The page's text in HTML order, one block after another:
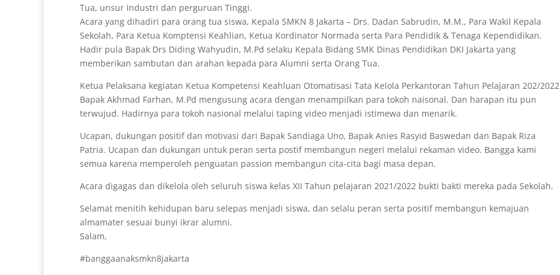
Tua, unsur Industri dan perguruan Tinggi.
Acara yang dihadiri para orang tua siswa, Kepala SMKN 8 Jakarta – Drs. Dadan Sabrudin, M.M., Para Wakil Kepala
Sekolah, Para Ketua Komptensi Keahlian, Ketua Kordinator Normada serta Para Pendidik & Tenaga Kependidikan.
Hadir pula Bapak Drs Diding Wahyudin, M.Pd selaku Kepala Bidang SMK Dinas Pendidikan DKI Jakarta yang
memberikan sambutan dan arahan kepada para Alumni serta Orang Tua.
Ketua Pelaksana kegiatan Ketua Kompetensi Keahluan Otomatisasi Tata Kelola Perkantoran Tahun Pelajaran 202/2022
Bapak Akhmad Farhan, M.Pd mengusung acara dengan menampilkan para tokoh naisonal. Dan harapan itu pun
terwujud. Hadirnya para tokoh nasional melalui taping video menjadi istimewa dan menarik.
Ucapan, dukungan positif dan motivasi dari Bapak Sandiaga Uno, Bapak Anies Rasyid Baswedan dan Bapak Riza
Patria. Ucapan dan dukungan untuk peran serta postif membangun negeri melalui rekaman video. Bangga kami
semua karena memperoleh penguatan passion membangun cita-cita bagi masa depan.
Acara digagas dan dikelola oleh seluruh siswa kelas XII Tahun pelajaran 2021/2022 bukti bakti mereka pada Sekolah.
Selamat menitih kehidupan baru selepas menjadi siswa, dan selalu peran serta positif membangun kemajuan
almamater sesuai bunyi ikrar alumni.
Salam,
#banggaanaksmkn8jakarta